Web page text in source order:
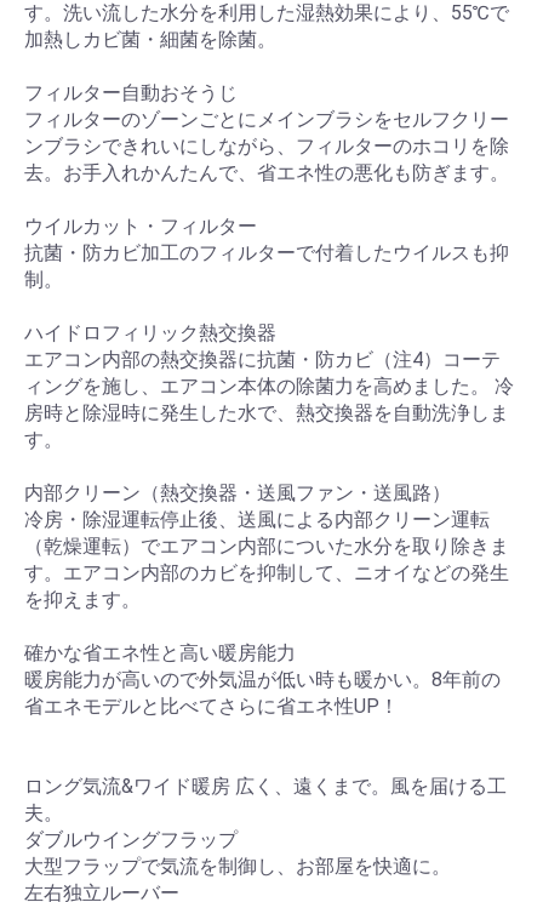
す。洗い流した水分を利用した湿熱効果により、55℃で
加熱しカビ菌・細菌を除菌。
フィルター自動おそうじ
フィルターのゾーンごとにメインブラシをセルフクリー
ンブラシできれいにしながら、フィルターのホコリを除
去。お手入れかんたんで、省エネ性の悪化も防ぎます。
ウイルカット・フィルター
抗菌・防カビ加工のフィルターで付着したウイルスも抑
制。
ハイドロフィリック熱交換器
エアコン内部の熱交換器に抗菌・防カビ（注4）コーテ
ィングを施し、エアコン本体の除菌力を高めました。 冷
房時と除湿時に発生した水で、熱交換器を自動洗浄しま
す。
内部クリーン（熱交換器・送風ファン・送風路）
冷房・除湿運転停止後、送風による内部クリーン運転
（乾燥運転）でエアコン内部についた水分を取り除きま
す。エアコン内部のカビを抑制して、ニオイなどの発生
を抑えます。
確かな省エネ性と高い暖房能力
暖房能力が高いので外気温が低い時も暖かい。8年前の
省エネモデルと比べてさらに省エネ性UP！
ロング気流&ワイド暖房 広く、遠くまで。風を届ける工
夫。
ダブルウイングフラップ
大型フラップで気流を制御し、お部屋を快適に。
左右独立ルーバー